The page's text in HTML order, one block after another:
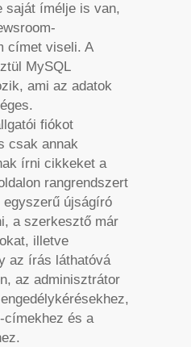
saját ímélje is van,
címet viseli. A
MySQL
ami az adatok
fiókot
csak annak
írni cikkeket a
rangrendszert
újságíró
a szerkesztő már
illetve
az írás láthatóvá
az adminisztrátor
címekhez és a